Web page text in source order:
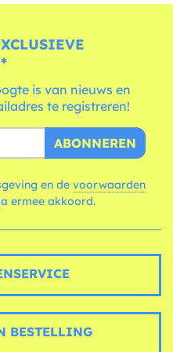
is van nieuws en
te registreren!
ABONNEREN
en de voorwaarden
ermee akkoord.
BESTELLING